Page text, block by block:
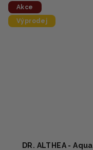
Akce
Výprodej
DR. ALTHEA - Aqua